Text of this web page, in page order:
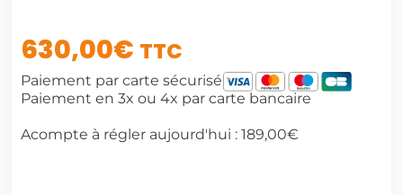
630,00€ TTC
Paiement par carte sécurisé
Paiement en 3x ou 4x par carte bancaire
Acompte à régler aujourd'hui :189,00€